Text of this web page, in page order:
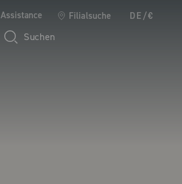
Assistance Filialsuche DE/€
Suchen